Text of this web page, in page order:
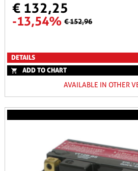
€ 132,25
-13,54% € 152,96
DETAILS
ADD TO CHART
AVAILABLE IN OTHER